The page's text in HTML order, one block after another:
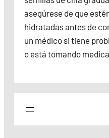
asegúrese de que
hidratadas antes de
un médico si tiene
o está tomando